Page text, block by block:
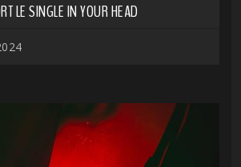
LE SINGLE IN YOUR HEAD